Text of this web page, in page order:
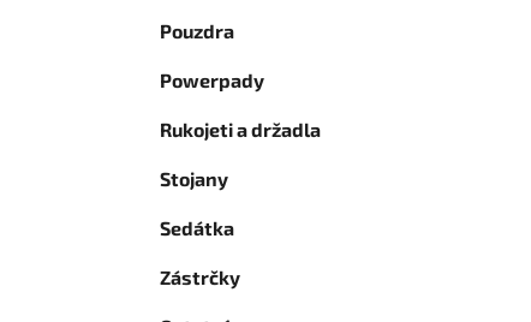
Pouzdra
Powerpady
Rukojeti a držadla
Stojany
Sedátka
Zástrčky